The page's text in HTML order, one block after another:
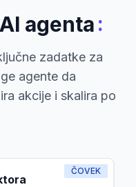
agenta:
zadatke za
agente da
akcije i skalira po
ČOVEK